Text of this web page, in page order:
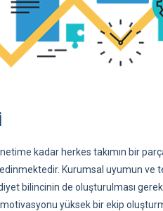
kadar herkes takımın bir
Kurumsal uyumun ve
bilincinin de oluşturulması
yüksek bir ekip